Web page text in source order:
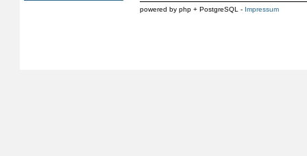
powered by php + PostgreSQL - Impressum